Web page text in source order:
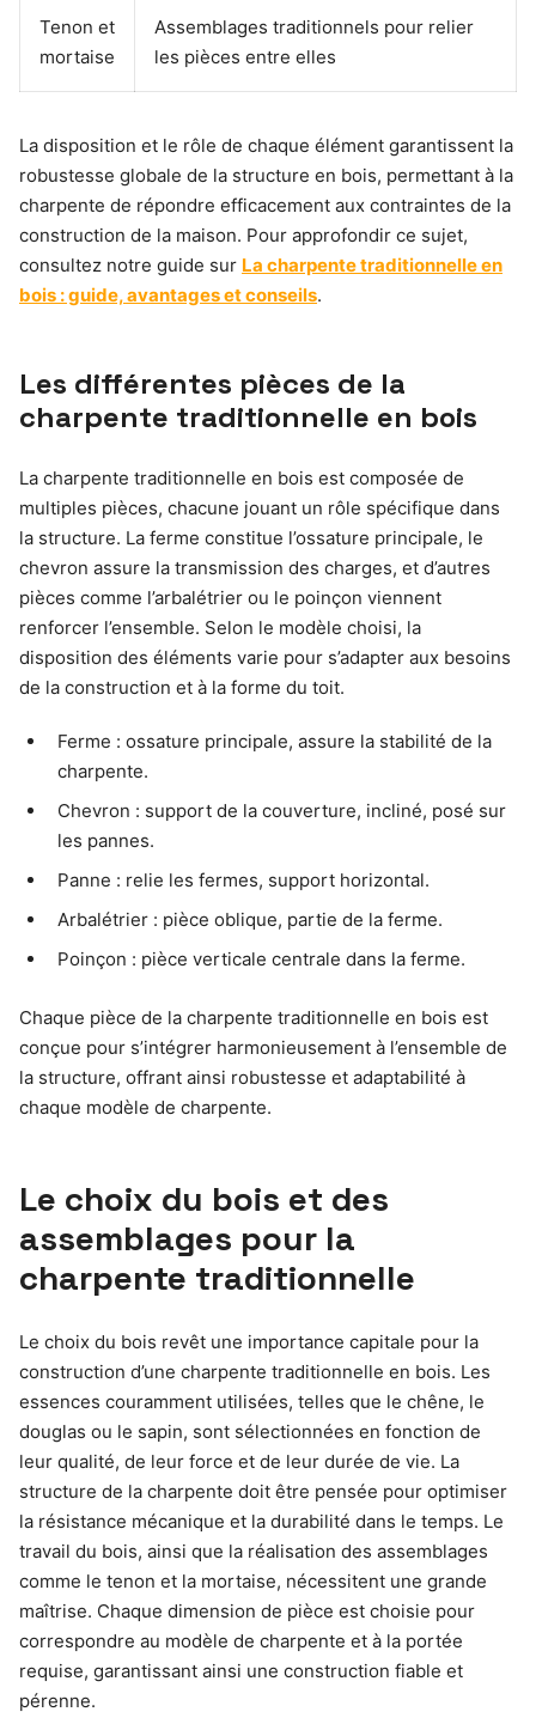
Tenon et
mortaise
Assemblages traditionnels pour relier
les pièces entre elles
La disposition et le rôle de chaque élément garantissent la
robustesse globale de la structure en bois, permettant à la
charpente de répondre efficacement aux contraintes de la
construction de la maison. Pour approfondir ce sujet,
consultez notre guide sur La charpente traditionnelle en
bois : guide, avantages et conseils.
Les différentes pièces de la
charpente traditionnelle en bois
La charpente traditionnelle en bois est composée de
multiples pièces, chacune jouant un rôle spécifique dans
la structure. La ferme constitue l’ossature principale, le
chevron assure la transmission des charges, et d’autres
pièces comme l’arbalétrier ou le poinçon viennent
renforcer l’ensemble. Selon le modèle choisi, la
disposition des éléments varie pour s’adapter aux besoins
de la construction et à la forme du toit.
Ferme : ossature principale, assure la stabilité de la
charpente.
Chevron : support de la couverture, incliné, posé sur
les pannes.
Panne : relie les fermes, support horizontal.
Arbalétrier : pièce oblique, partie de la ferme.
Poinçon : pièce verticale centrale dans la ferme.
Chaque pièce de la charpente traditionnelle en bois est
conçue pour s’intégrer harmonieusement à l’ensemble de
la structure, offrant ainsi robustesse et adaptabilité à
chaque modèle de charpente.
Le choix du bois et des
assemblages pour la
charpente traditionnelle
Le choix du bois revêt une importance capitale pour la
construction d’une charpente traditionnelle en bois. Les
essences couramment utilisées, telles que le chêne, le
douglas ou le sapin, sont sélectionnées en fonction de
leur qualité, de leur force et de leur durée de vie. La
structure de la charpente doit être pensée pour optimiser
la résistance mécanique et la durabilité dans le temps. Le
travail du bois, ainsi que la réalisation des assemblages
comme le tenon et la mortaise, nécessitent une grande
maîtrise. Chaque dimension de pièce est choisie pour
correspondre au modèle de charpente et à la portée
requise, garantissant ainsi une construction fiable et
pérenne.